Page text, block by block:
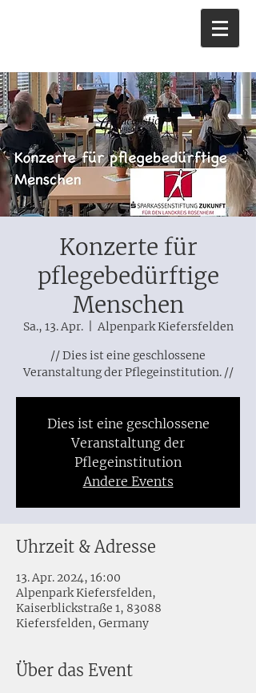
Konzerte für
pflegebedürftige
Menschen
Sa., 13. Apr.
  |
Alpenpark Kiefersfelden
// Dies ist eine geschlossene
Veranstaltung der Pflegeinstitution. //
Dies ist eine geschlossene
Veranstaltung der
Pflegeinstitution
Andere Events
Uhrzeit & Adresse
13. Apr. 2024, 16:00
Alpenpark Kiefersfelden,
Kaiserblickstraße 1, 83088
Kiefersfelden, Germany
Über das Event